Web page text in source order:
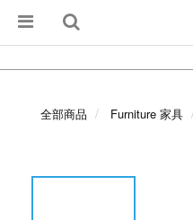
全部商品 Furniture 家具